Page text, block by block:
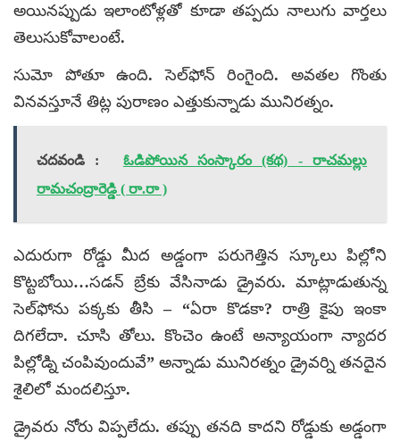
అయినప్పుడు ఇలాంటోళ్లతో కూడా తప్పదు నాలుగు వార్తలు
తెలుసుకోవాలంటే.
సుమో పోతూ ఉంది. సెల్‌ఫోన్ రింగైంది. అవతల గొంతు
వినవస్తూనే తిట్ల పురాణం ఎత్తుకున్నాడు మునిరత్నం.
చదవండి :
ఓడిపోయిన సంస్కారం (కథ) - రాచమల్లు
రామచంద్రారెడ్డి ( రా.రా )
ఎదురుగా రోడ్డు మీద అడ్డంగా పరుగెత్తిన స్కూలు పిల్లోని
కొట్టబోయి…సడన్ బ్రేకు వేసినాడు డ్రైవరు. మాట్లాడుతున్న
సెల్‌ఫోను పక్కకు తీసి – “ఏరా కొడకా? రాత్రి కైపు ఇంకా
దిగలేదా. చూసి తోలు. కొంచెం ఉంటే అన్యాయంగా న్యాదర
పిల్లోడ్ని చంపివుందువే” అన్నాడు మునిరత్నం డ్రైవర్ని తనదైన
శైలిలో మందలిస్తూ.
డ్రైవరు నోరు విప్పలేదు. తప్పు తనది కాదని రోడ్డుకు అడ్డంగా